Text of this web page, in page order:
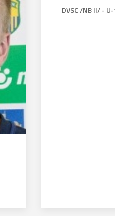
DVSC /NB II/ -